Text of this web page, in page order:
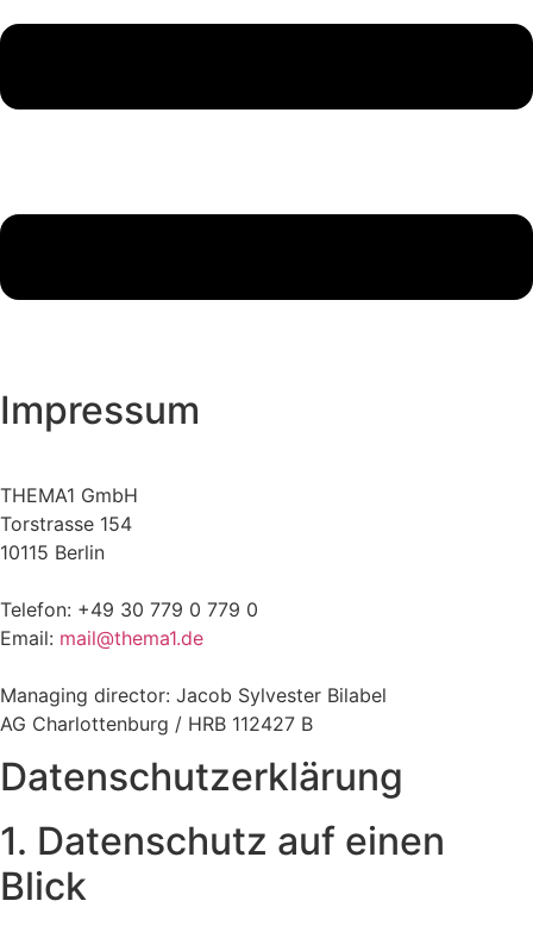
Impressum
THEMA1 GmbH
Torstrasse 154
10115 Berlin
Telefon: +49 30 779 0 779 0
Email: mail@thema1.de
Managing director: Jacob Sylvester Bilabel
AG Charlottenburg / HRB 112427 B
Datenschutz­erklärung
1. Datenschutz auf einen
Blick